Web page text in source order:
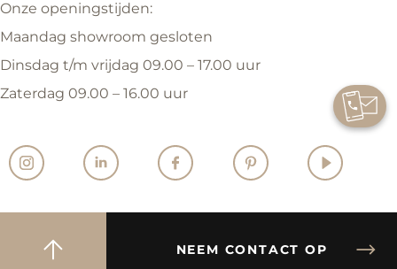
Onze openingstijden:
Maandag showroom gesloten
Dinsdag t/m vrijdag 09.00 – 17.00 uur
Zaterdag 09.00 – 16.00 uur
NEEM CONTACT OP